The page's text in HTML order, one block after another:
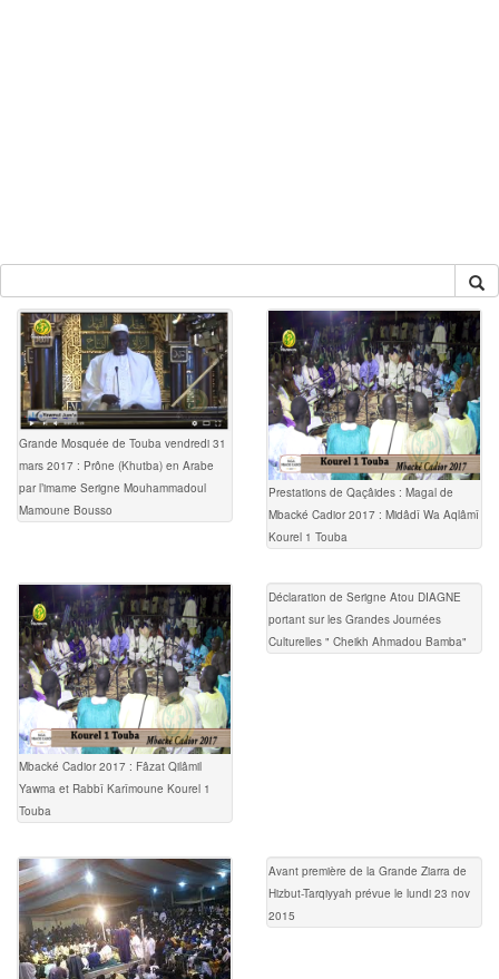
Grande Mosquée de Touba vendredi 31
mars 2017 : Prône (Khutba) en Arabe
par l’imame Serigne Mouhammadoul
Mamoune Bousso
Prestations de Qaçâides : Magal de
Mbacké Cadior 2017 : Midâdî Wa Aqlâmî
Kourel 1 Touba
Mbacké Cadior 2017 : Fâzat Qilâmil
Yawma et Rabbî Karîmoune Kourel 1
Touba
Déclaration de Serigne Atou DIAGNE
portant sur les Grandes Journées
Culturelles " Cheikh Ahmadou Bamba"
Avant première de la Grande Ziarra de
Hizbut-Tarqiyyah prévue le lundi 23 nov
2015